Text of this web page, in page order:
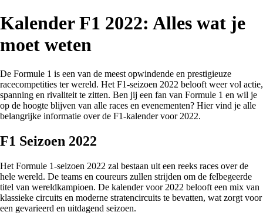
Kalender F1 2022: Alles wat je
moet weten
De Formule 1 is een van de meest opwindende en prestigieuze
racecompetities ter wereld. Het F1-seizoen 2022 belooft weer vol actie,
spanning en rivaliteit te zitten. Ben jij een fan van Formule 1 en wil je
op de hoogte blijven van alle races en evenementen? Hier vind je alle
belangrijke informatie over de F1-kalender voor 2022.
F1 Seizoen 2022
Het Formule 1-seizoen 2022 zal bestaan uit een reeks races over de
hele wereld. De teams en coureurs zullen strijden om de felbegeerde
titel van wereldkampioen. De kalender voor 2022 belooft een mix van
klassieke circuits en moderne stratencircuits te bevatten, wat zorgt voor
een gevarieerd en uitdagend seizoen.